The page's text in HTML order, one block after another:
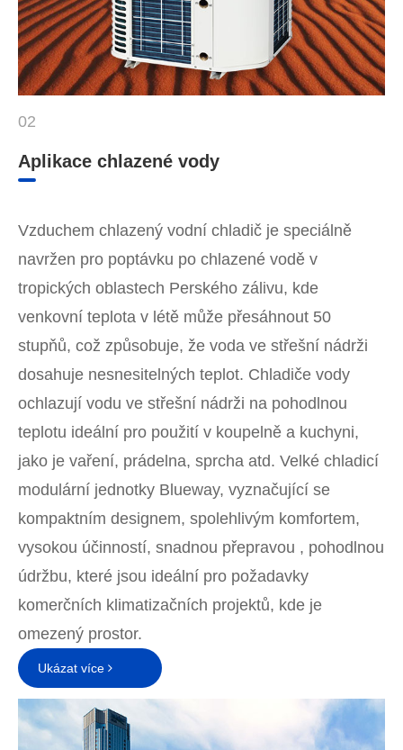
02
Aplikace chlazené vody
Vzduchem chlazený vodní chladič je speciálně
navržen pro poptávku po chlazené vodě v
tropických oblastech Perského zálivu, kde
venkovní teplota v létě může přesáhnout 50
stupňů, což způsobuje, že voda ve střešní nádrži
dosahuje nesnesitelných teplot. Chladiče vody
ochlazují vodu ve střešní nádrži na pohodlnou
teplotu ideální pro použití v koupelně a kuchyni,
jako je vaření, prádelna, sprcha atd. Velké chladicí
modulární jednotky Blueway, vyznačující se
kompaktním designem, spolehlivým komfortem,
vysokou účinností, snadnou přepravou , pohodlnou
údržbu, které jsou ideální pro požadavky
komerčních klimatizačních projektů, kde je
omezený prostor.
Ukázat více